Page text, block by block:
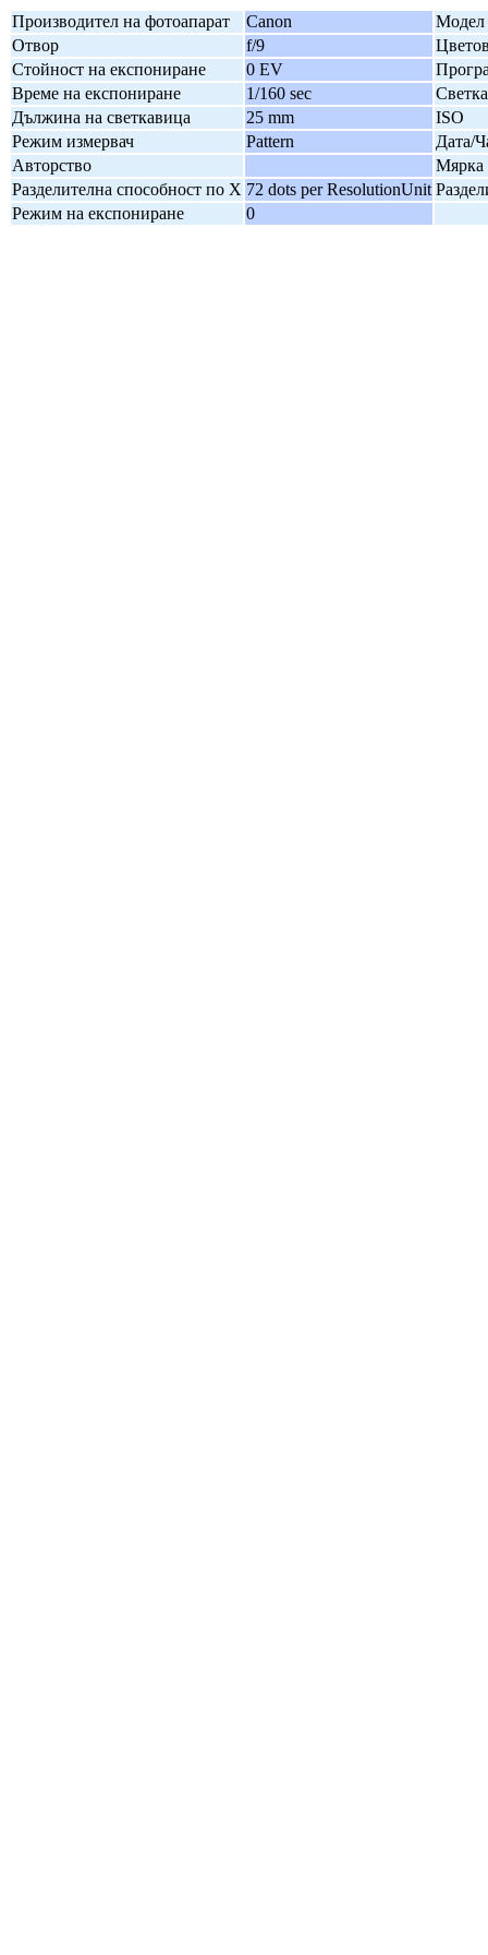
Производител на фотоапарат Canon
Модел
Отвор
f/9
Стойност на експониране
0 EV
Време на експониране
1/160 sec
Дължина на светкавица
25 mm
ISO
Режим измервач
Pattern
Дата/
Авторство
Мярка
Разделителна способност по X 72 dots per ResolutionUnit
Режим на експониране
0